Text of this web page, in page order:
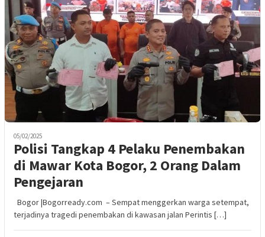
05/02/2025
Polisi Tangkap 4 Pelaku Penembakan
di Mawar Kota Bogor, 2 Orang Dalam
Pengejaran
Bogor |Bogorready.com – Sempat menggerkan warga setempat,
terjadinya tragedi penembakan di kawasan jalan Perintis […]